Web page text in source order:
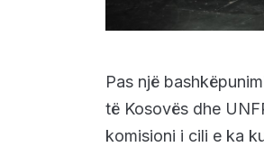
Pas një
të Kosovës dhe
komisioni i cili e ka